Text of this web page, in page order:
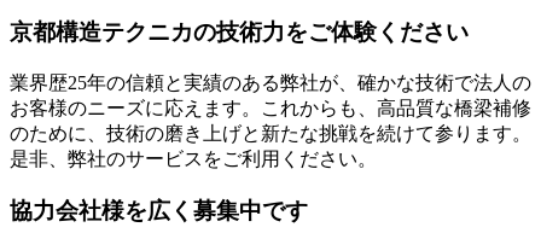
京都構造テクニカの技術力をご体験ください
業界歴25年の信頼と実績のある弊社が、確かな技術で法人の
お客様のニーズに応えます。これからも、高品質な橋梁補修
のために、技術の磨き上げと新たな挑戦を続けて参ります。
是非、弊社のサービスをご利用ください。
協力会社様を広く募集中です